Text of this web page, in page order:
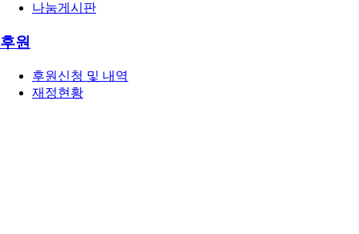
나눔게시판
후원
후원신청 및 내역
재정현황